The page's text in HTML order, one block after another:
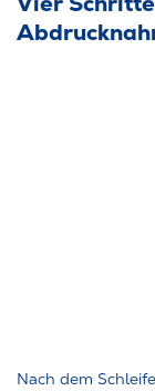
Nach dem